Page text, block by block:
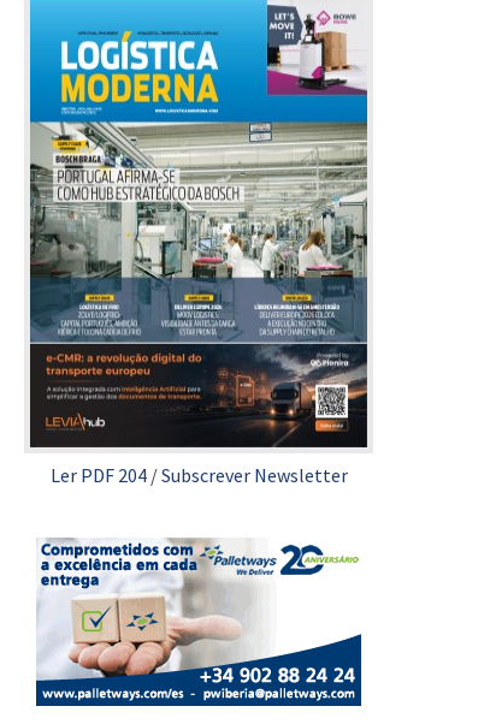
Ler PDF 204/Subscrever Newsletter